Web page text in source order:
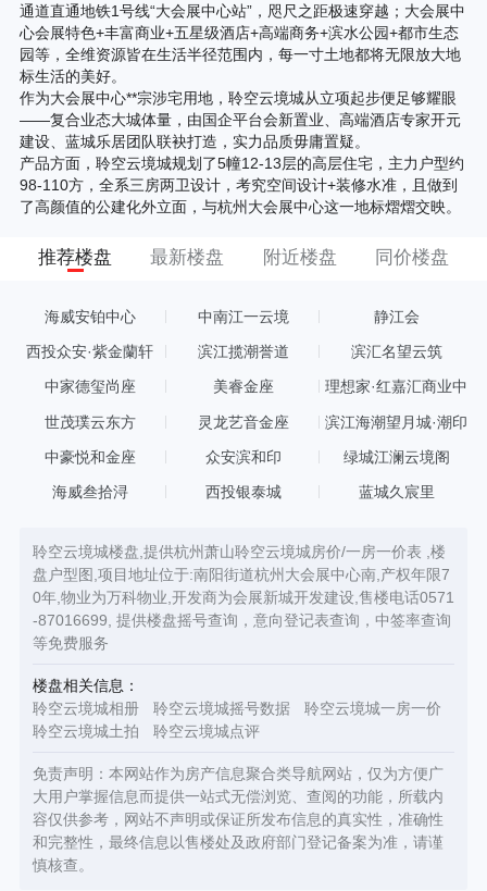
通道直通地铁1号线“大会展中心站”，咫尺之距极速穿越；大会展中
心会展特色+丰富商业+五星级酒店+高端商务+滨水公园+都市生态
园等，全维资源皆在生活半径范围内，每一寸土地都将无限放大地
标生活的美好。
作为大会展中心**宗涉宅用地，聆空云境城从立项起步便足够耀眼
——复合业态大城体量，由国企平台会新置业、高端酒店专家开元
建设、蓝城乐居团队联袂打造，实力品质毋庸置疑。
产品方面，聆空云境城规划了5幢12-13层的高层住宅，主力户型约
98-110方，全系三房两卫设计，考究空间设计+装修水准，且做到
了高颜值的公建化外立面，与杭州大会展中心这一地标熠熠交映。
推荐楼盘 最新楼盘 附近楼盘 同价楼盘
海威安铂中心 中南江一云境 静江会
西投众安·紫金蘭轩 滨江揽潮誉道 滨汇名望云筑
中家德玺尚座 美睿金座
理想家·红嘉汇商业中
世茂璞云东方 灵龙艺音金座 滨江海潮望月城·潮印
中豪悦和金座 众安滨和印 绿城江澜云境阁
海威叁拾浔 西投银泰城 蓝城久宸里
聆空云境城楼盘,提供杭州萧山聆空云境城房价/一房一价表 ,楼
盘户型图,项目地址位于:南阳街道杭州大会展中心南,产权年限7
0年,物业为万科物业,开发商为会展新城开发建设,售楼电话0571
-87016699, 提供楼盘摇号查询，意向登记表查询，中签率查询
等免费服务
楼盘相关信息：
聆空云境城相册
聆空云境城摇号数据
聆空云境城一房一价
聆空云境城土拍
聆空云境城点评
免责声明：本网站作为房产信息聚合类导航网站，仅为方便广
大用户掌握信息而提供一站式无偿浏览、查阅的功能，所载内
容仅供参考，网站不声明或保证所发布信息的真实性，准确性
和完整性，最终信息以售楼处及政府部门登记备案为准，请谨
慎核查。